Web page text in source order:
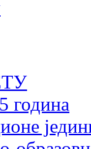
година